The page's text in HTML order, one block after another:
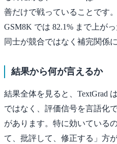
善だけで戦っていることです
GSM8K では 82.1% まで上が
同士が競合ではなく補完関係
結果から何が言えるか
結果全体を見ると、TextGrad
ではなく、評価信号を言語化
があります。特に効いている
て、批評して、修正する」方